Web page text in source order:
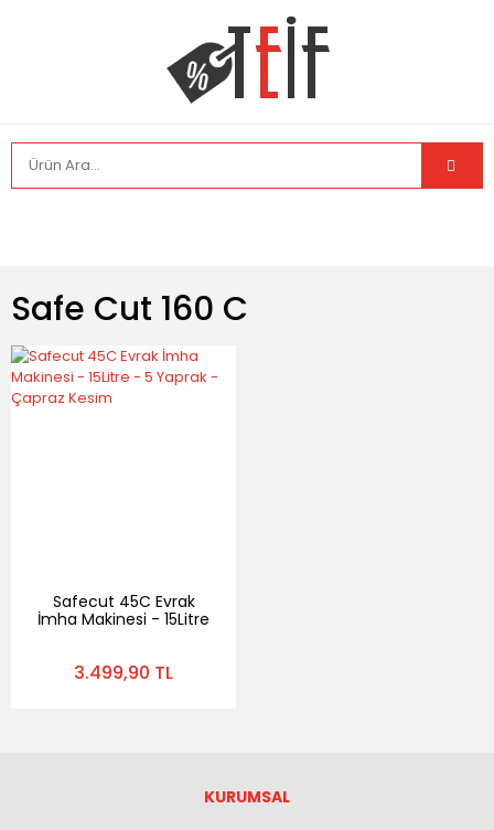
Safe Cut 160 C
Safecut 45C Evrak
İmha Makinesi - 15Litre
3.499,90 TL
KURUMSAL